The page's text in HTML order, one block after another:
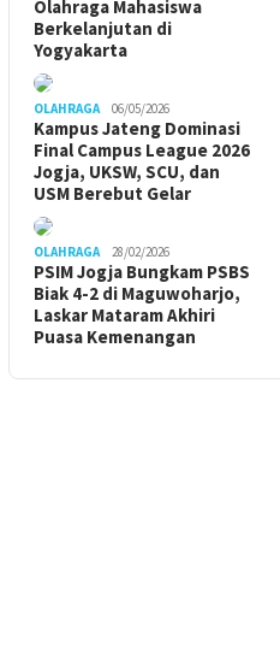
Olahraga Mahasiswa
Berkelanjutan di
Yogyakarta
OLAHRAGA 06/05/2026
Kampus Jateng Dominasi
Final Campus League 2026
Jogja, UKSW, SCU, dan
USM Berebut Gelar
OLAHRAGA 28/02/2026
PSIM Jogja Bungkam PSBS
Biak 4-2 di Maguwoharjo,
Laskar Mataram Akhiri
Puasa Kemenangan